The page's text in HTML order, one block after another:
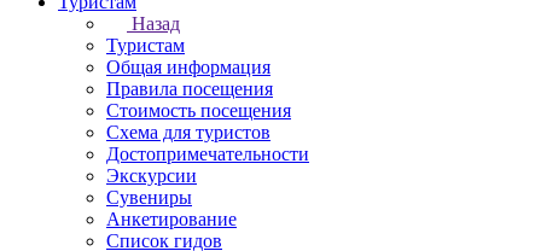
Назад
Туристам
Общая информация
Правила посещения
Стоимость посещения
Схема для туристов
Достопримечательности
Экскурсии
Сувениры
Анкетирование
Список гидов